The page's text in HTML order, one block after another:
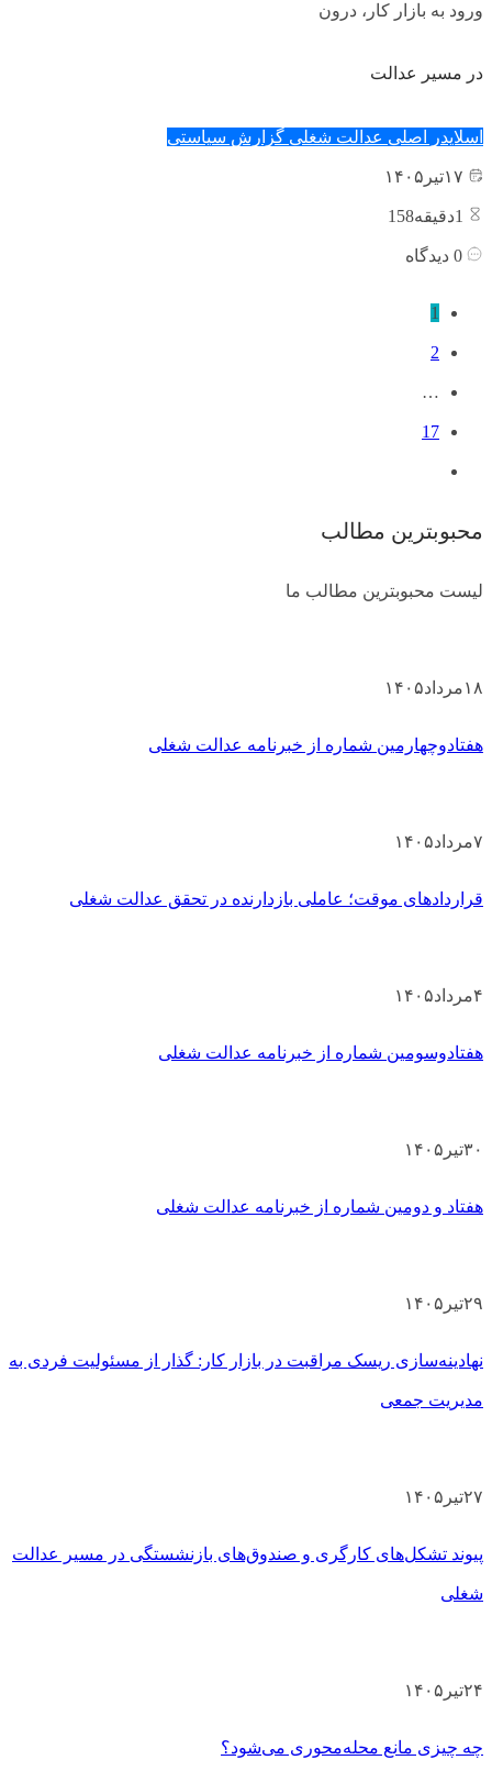
ورود به بازار کار، درون
در مسیر عدالت
اسلایدر اصلی عدالت شغلی گزارش سیاستی
تیر ۱۴۰۵
دقیقه158
دیدگاه
1
2
…
17
محبوبترین مطالب
لیست محبوبترین مطالب ما
۱۸مرداد۱۴۰۵
هفتادوچهارمین شماره از خبرنامه عدالت شغلی
۷مرداد۱۴۰۵
قراردادهای موقت؛ عاملی بازدارنده در تحقق عدالت شغلی
۴مرداد۱۴۰۵
هفتادوسومین شماره از خبرنامه عدالت شغلی
۳۰تیر ۱۴۰۵
هفتاد و دومین شماره از خبرنامه عدالت شغلی
۲۹تیر ۱۴۰۵
نهادینه‌سازی ریسک مراقبت در بازار کار: گذار از مسئولیت فردی به
مدیریت جمعی
۲۷تیر ۱۴۰۵
پیوند تشکل‌های کارگری و صندوق‌های بازنشستگی در مسیر عدالت
شغلی
۲۴تیر ۱۴۰۵
چه چیزی مانع محله‌محوری می‌شود؟